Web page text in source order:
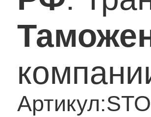
Артикул: